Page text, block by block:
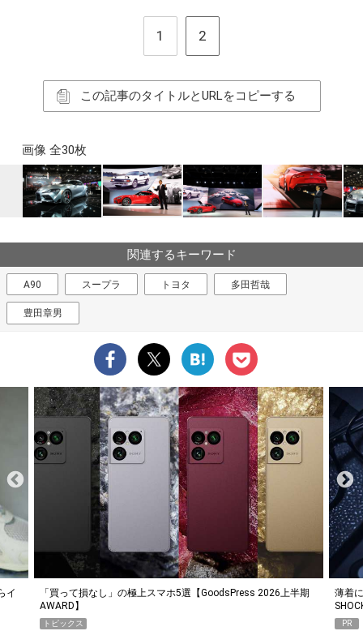
1 2
この記事のタイトルとURLをコピーする
画像 全30枚
関連するキーワード
A90 スープラ トヨタ 多田哲哉
豊田章男
イ
「買って損なし」の極上スマホ5選【GoodsPress 2026上半期
AWARD】
トピックス
薄着
PR